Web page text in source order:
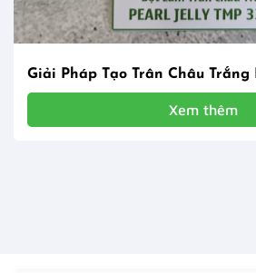
Giải Pháp Tạo Trân Châu Trắng